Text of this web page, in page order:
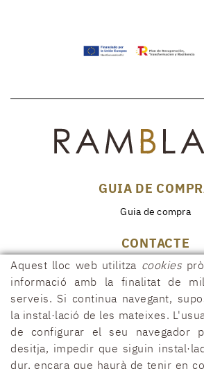
GUIA DE
Guia de compra
CONTACTE
Rambla, 29
17600 FIGUERES
972 50 00
690 91 26
Aquest lloc web utilitza cookies
informació amb la finalitat de
serveis. Si continua navegant,
la instal·lació de les mateixes.
de configurar el seu navegador
desitja, impedir que siguin
dur, encara que haurà de tenir en